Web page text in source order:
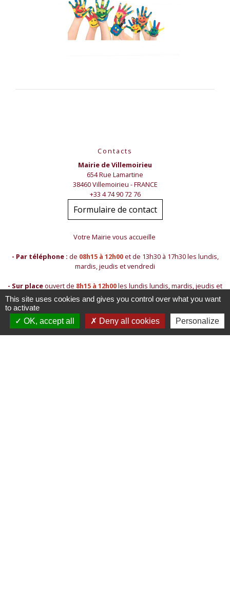
Contacts
Mairie de Villemoirieu
654 Rue Lamartine
38460 Villemoirieu - FRANCE
+33 4 74 90 72 76
Formulaire de contact
Votre Mairie vous accueille
- Par téléphone : de 08h15 à 12h00et de 13h30 à 17h30 les lundis,
mardis, jeudis et vendredi
- Sur placeouvert de 8h15 à 12h00les lundis lundis, mardis, jeudis et
vendredis
Les nouveaux horaires sont indiqués en couleur
- Contact par mail :
This site uses cookies and gives you control over what you want
to activate
OK, accept all
Deny all cookies Personalize